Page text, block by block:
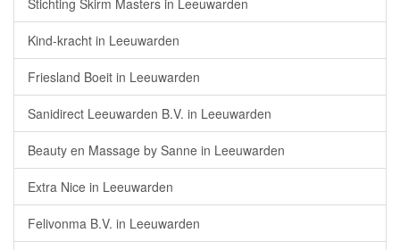
Stichting Skirm Masters in Leeuwarden
Kind-kracht in Leeuwarden
Friesland Boeit in Leeuwarden
Sanidirect Leeuwarden B.V. in Leeuwarden
Beauty en Massage by Sanne in Leeuwarden
Extra Nice in Leeuwarden
Felivonma B.V. in Leeuwarden